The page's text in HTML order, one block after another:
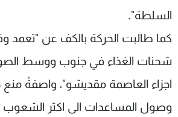
السلطة".
كما طالبت الحركة بالكف عن "تعمد
شحنات الغذاء في جنوب ووسط
اجزاء العاصمة مقديشو"، واصفةً
وصول المساعدات الى اكثر الشعوب